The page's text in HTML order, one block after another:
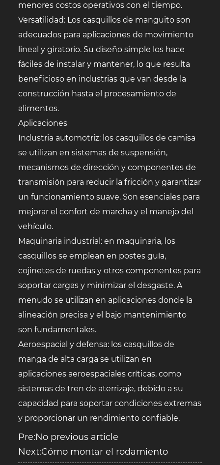
menores costos operativos con el tiempo.
Versatilidad: Los casquillos de manguito son
adecuados para aplicaciones de movimiento
lineal y giratorio. Su diseño simple los hace
fáciles de instalar y mantener, lo que resulta
beneficioso en industrias que van desde la
construcción hasta el procesamiento de
alimentos.
Aplicaciones
Industria automotriz: los casquillos de camisa
se utilizan en sistemas de suspensión,
mecanismos de dirección y componentes de
transmisión para reducir la fricción y garantizar
un funcionamiento suave. Son esenciales para
mejorar el confort de marcha y el manejo del
vehículo.
Maquinaria industrial: en maquinaria, los
casquillos se emplean en postes guía,
cojinetes de ruedas y otros componentes para
soportar cargas y minimizar el desgaste. A
menudo se utilizan en aplicaciones donde la
alineación precisa y el bajo mantenimiento
son fundamentales.
Aeroespacial y defensa: los casquillos de
manga de alta carga se utilizan en
aplicaciones aeroespaciales críticas, como
sistemas de tren de aterrizaje, debido a su
capacidad para soportar condiciones extremas
y proporcionar un rendimiento confiable.
Pre:No previous article
Next:Cómo montar el rodamiento